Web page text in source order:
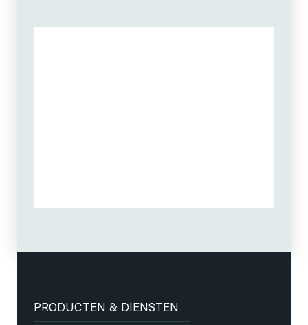
PRODUCTEN & DIENSTEN